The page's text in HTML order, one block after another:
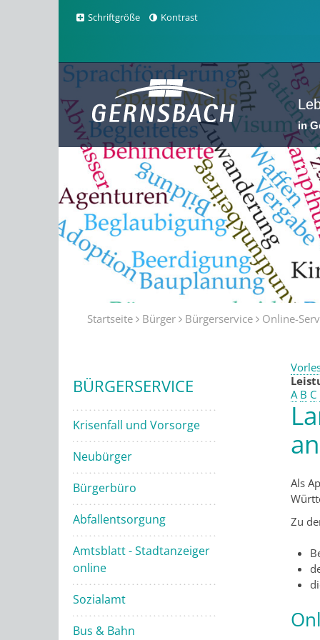
Schriftgröße Kontrast
in
Startseite Bürger Bürgerservice Online-
BÜRGERSERVICE
Krisenfall und Vorsorge
Neubürger
Bürgerbüro
Abfallentsorgung
Amtsblatt - Stadtanzeiger
online
Sozialamt
Bus & Bahn
A B C
Als
Zu